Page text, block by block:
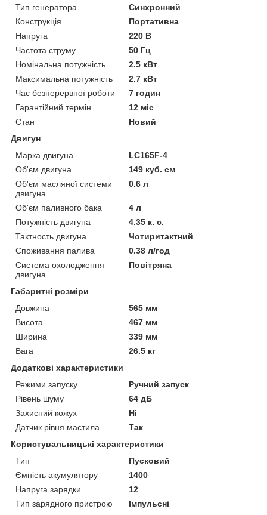
Тип генератора
Синхронний
Конструкція
Портативна
Напруга
220 В
Частота струму
50 Гц
Номінальна потужність
2.5 кВт
Максимальна потужність
2.7 кВт
Час безперервної роботи
7 годин
Гарантійний термін
12 міс
Стан
Новий
Двигун
Марка двигуна
LC165F-4
Об'єм двигуна
149 куб. см
Об'єм масляної системи
двигуна
0.6 л
Об'єм паливного бака
4 л
Потужність двигуна
4.35 к. с.
Тактность двигуна
Чотиритактний
Споживання палива
0.38 л/год
Система охолодження
двигуна
Повітряна
Габаритні розміри
Довжина
565 мм
Висота
467 мм
Ширина
339 мм
Вага
26.5 кг
Додаткові характеристики
Режими запуску
Ручний запуск
Рівень шуму
64 дБ
Захисний кожух
Ні
Датчик рівня мастила
Так
Користувальницькі характеристики
Тип
Пусковий
Ємність акумулятору
1400
Напруга зарядки
12
Тип зарядного пристрою
Імпульсні